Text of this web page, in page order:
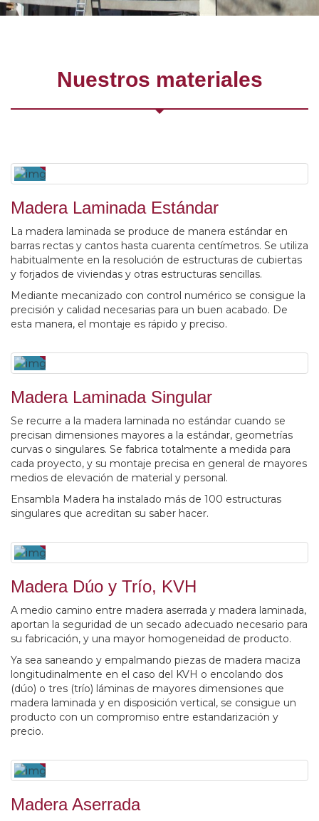
Nuestros materiales
Madera Laminada Estándar
La madera laminada se produce de manera estándar en
barras rectas y cantos hasta cuarenta centímetros. Se utiliza
habitualmente en la resolución de estructuras de cubiertas
y forjados de viviendas y otras estructuras sencillas.
Mediante mecanizado con control numérico se consigue la
precisión y calidad necesarias para un buen acabado. De
esta manera, el montaje es rápido y preciso.
Madera Laminada Singular
Se recurre a la madera laminada no estándar cuando se
precisan dimensiones mayores a la estándar, geometrías
curvas o singulares. Se fabrica totalmente a medida para
cada proyecto, y su montaje precisa en general de mayores
medios de elevación de material y personal.
Ensambla Madera ha instalado más de 100 estructuras
singulares que acreditan su saber hacer.
Madera Dúo y Trío, KVH
A medio camino entre madera aserrada y madera laminada,
aportan la seguridad de un secado adecuado necesario para
su fabricación, y una mayor homogeneidad de producto.
Ya sea saneando y empalmando piezas de madera maciza
longitudinalmente en el caso del KVH o encolando dos
(dúo) o tres (trío) láminas de mayores dimensiones que
madera laminada y en disposición vertical, se consigue un
producto con un compromiso entre estandarización y
precio.
Madera Aserrada